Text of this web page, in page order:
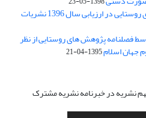
کسب رتبه A فصلنامه پژوهش های روستایی در ارزیابی سال 1396 نشریات
فصلنامه پژوهش های روستایی از نظر
جهان اسلام1395-04-21
نشریه در خبرنامه نشریه مشترک